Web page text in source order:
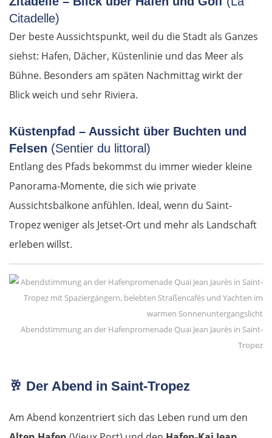
Citadelle)
Der beste Aussichtspunkt, weil du die Stadt als Ganzes
siehst: Hafen, Dächer, Küstenlinie und das Meer als
Bühne. Besonders am späten Nachmittag wirkt der
Blick weich und sehr Riviera.
Küstenpfad – Aussicht über Buchten und
Felsen (Sentier du littoral)
Entlang des Pfads bekommst du immer wieder kleine
Panorama-Momente, die sich wie private
Aussichtsbalkone anfühlen. Ideal, wenn du Saint-
Tropez weniger als Jetset-Ort und mehr als Landschaft
erleben willst.
Abendstimmung an der Hafenpromenade Quai Jean Jaurès in Saint-
Tropez
🥂 Der Abend in Saint-Tropez
Am Abend konzentriert sich das Leben rund um den
Österreich
Salzburg
Amstetten
St. Pölten
Slowakei
Bratislava
Ungarn Nord